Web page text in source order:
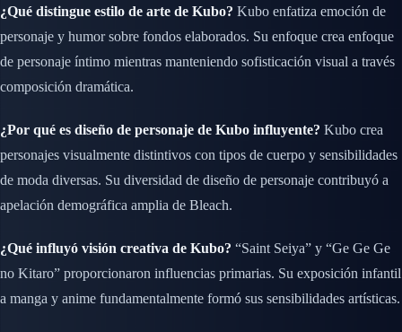
¿Qué distingue estilo de arte de Kubo? Kubo enfatiza emoción de
personaje y humor sobre fondos elaborados. Su enfoque crea enfoque
de personaje íntimo mientras manteniendo sofisticación visual a través
composición dramática.
¿Por qué es diseño de personaje de Kubo influyente? Kubo crea
personajes visualmente distintivos con tipos de cuerpo y sensibilidades
de moda diversas. Su diversidad de diseño de personaje contribuyó a
apelación demográfica amplia de Bleach.
¿Qué influyó visión creativa de Kubo? “Saint Seiya” y “Ge Ge Ge
no Kitaro” proporcionaron influencias primarias. Su exposición infantil
a manga y anime fundamentalmente formó sus sensibilidades artísticas.